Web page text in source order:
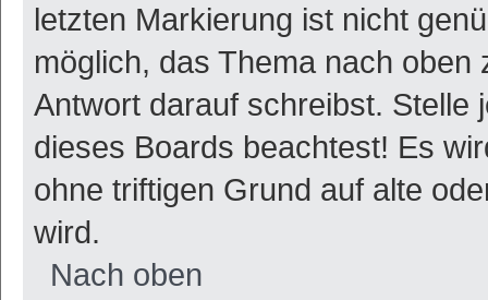
letzten Markierung ist nicht
möglich, das Thema nach
Antwort darauf schreibst. Stelle
dieses Boards beachtest! Es
ohne triftigen Grund auf alte
wird.
Nach oben